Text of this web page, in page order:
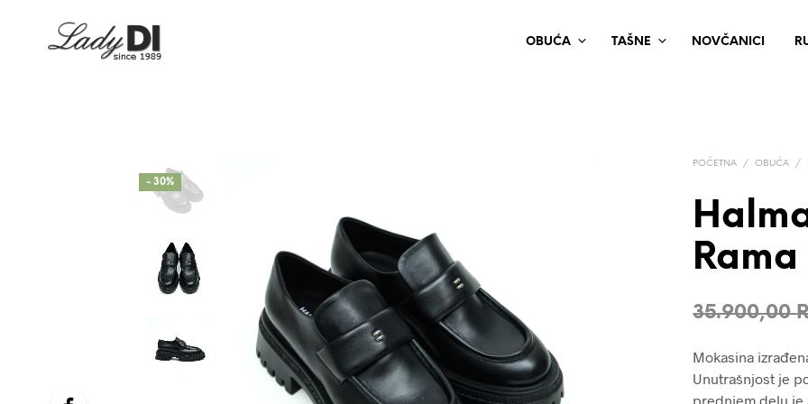
OBUĆA TAŠNE NOVČANICI
- 30%
POČETNA / OBUĆA /
Rama
35.900,00
Mokasina
Unutrašnjost je
prednjem delu je